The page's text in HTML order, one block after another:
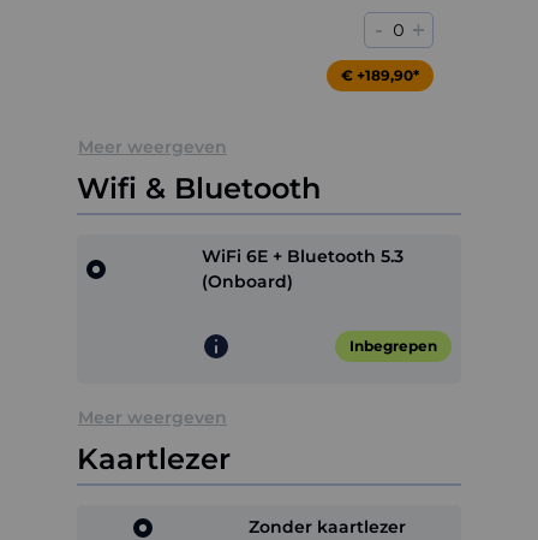
- 0 +
€ +189,90*
Meer weergeven
Wifi & Bluetooth
WiFi 6E + Bluetooth 5.3
(Onboard)
Inbegrepen
Meer weergeven
Kaartlezer
Zonder kaartlezer